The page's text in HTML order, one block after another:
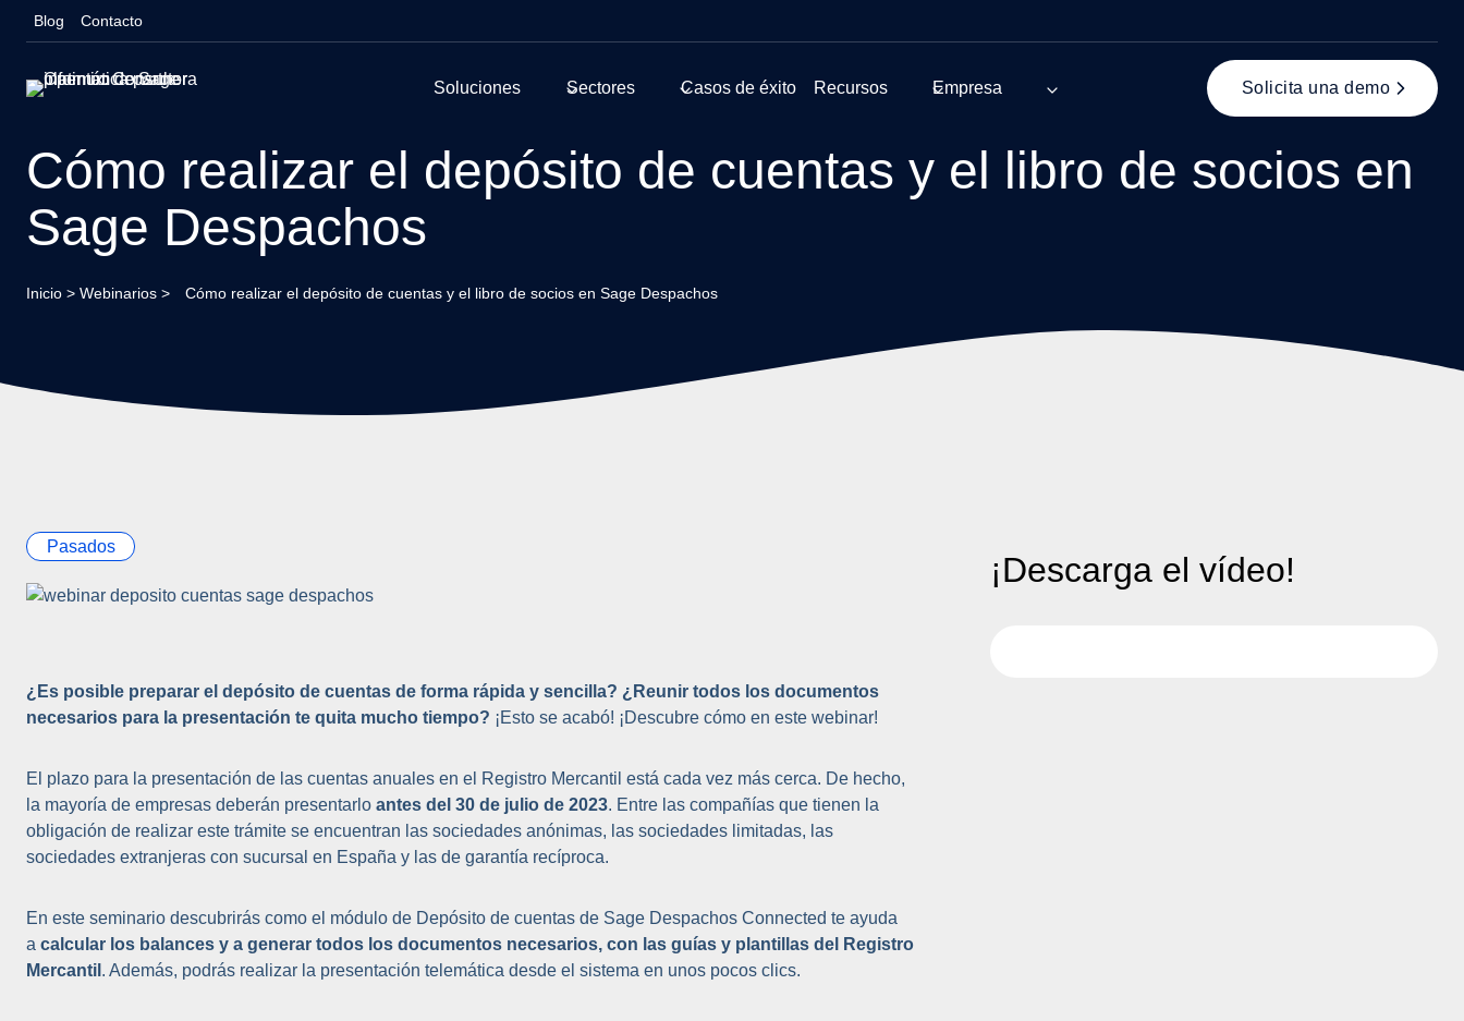
SaltarBlog Contacto
Soluciones Sectores Casos de éxito Recursos Empresa Solicita una demo
Cómo realizar el depósito de cuentas y el libro de socios en
Sage Despachos
Inicio > Webinarios > Cómo realizar el depósito de cuentas y el libro de socios en Sage Despachos
Pasados
¿Es posible preparar el depósito de cuentas de forma rápida y sencilla? ¿Reunir todos los documentos
necesarios para la presentación te quita mucho tiempo? ¡Esto se acabó! ¡Descubre cómo en este webinar!
El plazo para la presentación de las cuentas anuales en el Registro Mercantil está cada vez más cerca. De hecho,
la mayoría de empresas deberán presentarlo antes del 30 de julio de 2023. Entre las compañías que tienen la
obligación de realizar este trámite se encuentran las sociedades anónimas, las sociedades limitadas, las
sociedades extranjeras con sucursal en España y las de garantía recíproca.
En este seminario descubrirás como el módulo de Depósito de cuentas de Sage Despachos Connected te ayuda
a calcular los balances y a generar todos los documentos necesarios, con las guías y plantillas del Registro
Mercantil . Además, podrás realizar la presentación telemática desde el sistema en unos pocos clics.
¡Descarga el vídeo!